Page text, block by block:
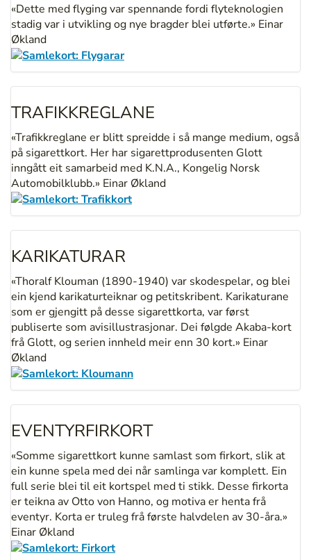
«Dette med flyging var spennande fordi flyteknologien
stadig var i utvikling og nye bragder blei utførte.» Einar
Økland
TRAFIKKREGLANE
«Trafikkreglane er blitt spreidde i så mange medium, også
på sigarettkort. Her har sigarettprodusenten Glott
inngått eit samarbeid med K.N.A., Kongelig Norsk
Automobilklubb.» Einar Økland
KARIKATURAR
«Thoralf Klouman (1890-1940) var skodespelar, og blei
ein kjend karikaturteiknar og petitskribent. Karikaturane
som er gjengitt på desse sigarettkorta, var først
publiserte som avisillustrasjonar. Dei følgde Akaba-kort
frå Glott, og serien innheld meir enn 30 kort.» Einar
Økland
EVENTYRFIRKORT
«Somme sigarettkort kunne samlast som firkort, slik at
ein kunne spela med dei når samlinga var komplett. Ein
full serie blei til eit kortspel med ti stikk. Desse firkorta
er teikna av Otto von Hanno, og motiva er henta frå
eventyr. Korta er truleg frå første halvdelen av 30-åra.»
Einar Økland